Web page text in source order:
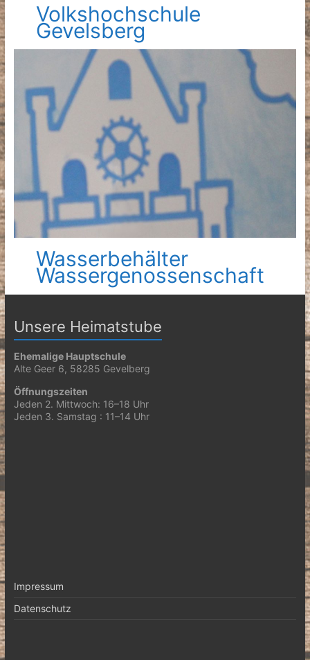
Volkshochschule
Gevelsberg
Wasserbehälter
Wassergenossenschaft
Unsere Heimatstube
Ehemalige Hauptschule
Alte Geer 6, 58285 Gevelberg
Öffnungszeiten
Jeden 2. Mittwoch: 16–18 Uhr
Jeden 3. Samstag : 11–14 Uhr
Impressum
Datenschutz